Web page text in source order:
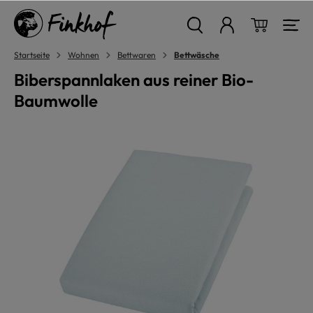
springen
Startseite Wohnen Bettwaren Bettwäsche
Biberspannlaken aus reiner Bio-
Baumwolle